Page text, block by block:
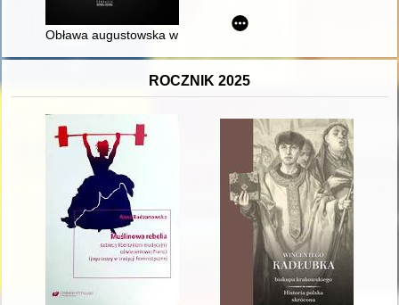
Obława augustowska w oczach świadka : ksiądz Stanisław
ROCZNIK 2025